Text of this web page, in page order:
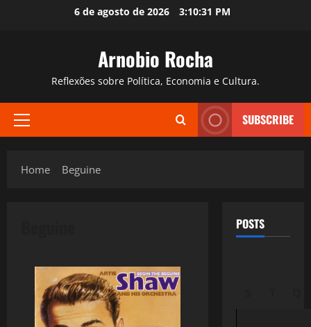
6 de agosto de 2026 3:10:32 PM
Arnobio Rocha
Reflexões sobre Política, Economia e Cultura.
Primary
SUBSCRIBE
Home Beguine
POSTS